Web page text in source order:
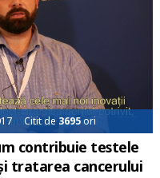
Citit de 3695ori
contribuie testele
tratarea cancerului